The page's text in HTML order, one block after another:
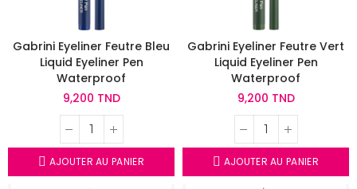
Gabrini Eyeliner Feutre Bleu
Liquid Eyeliner Pen
Waterproof
9,200 TND
AJOUTER AU PANIER
Gabrini Eyeliner Feutre Vert
Liquid Eyeliner Pen
Waterproof
9,200 TND
AJOUTER AU PANIER